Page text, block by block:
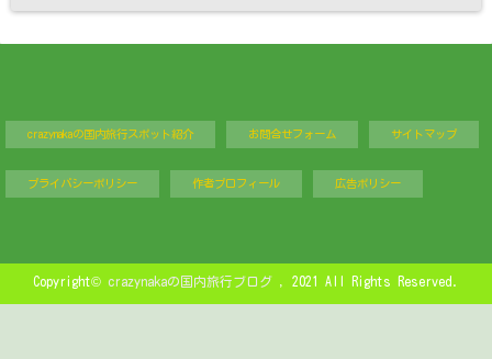
crazynakaの国内旅行スポット紹介 お問合せフォーム サイトマップ
プライバシーポリシー 作者プロフィール 広告ポリシー
Copyright© crazynakaの国内旅行ブログ , 2021 All Rights Reserved.